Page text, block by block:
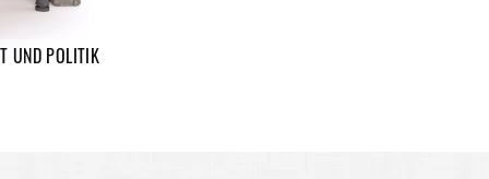
UND POLITIK